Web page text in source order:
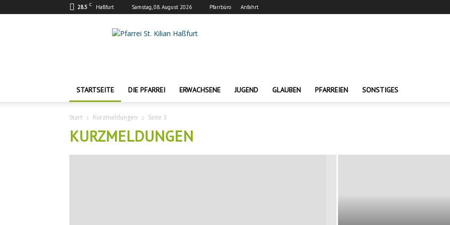
28.5 C Haßfurt Samstag, 08. August 2026 Pfarrbüro Anfahrt
Pfarrei
STARTSEITE DIE PFARREI ERWACHSENE JUGEND GLAUBEN PFARREIEN SONSTIGES
Start Kurzmeldungen Seite 3
KURZMELDUNGEN